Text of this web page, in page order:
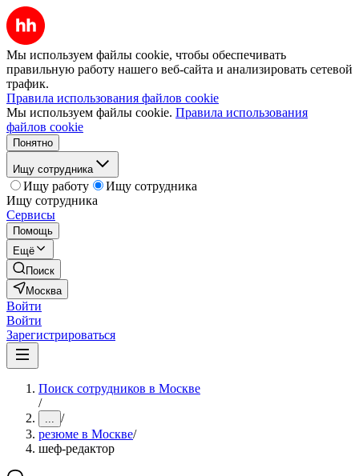
Мы используем файлы cookie, чтобы обеспечивать
правильную работу нашего веб-сайта и анализировать сетевой
трафик.
Правила использования файлов cookie
Мы используем файлы cookie. Правила использования
файлов cookie
Понятно
Ищу сотрудника
Ищу работу
Ищу сотрудника
Ищу сотрудника
Сервисы
Помощь
Ещё
Поиск
Москва
Войти
Войти
Зарегистрироваться
Поиск сотрудников в Москве
/
... /
резюме в Москве/
шеф-редактор